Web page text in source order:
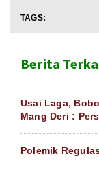
TAGS:
Berita
Usai Laga,
Mang Deri :
Polemik